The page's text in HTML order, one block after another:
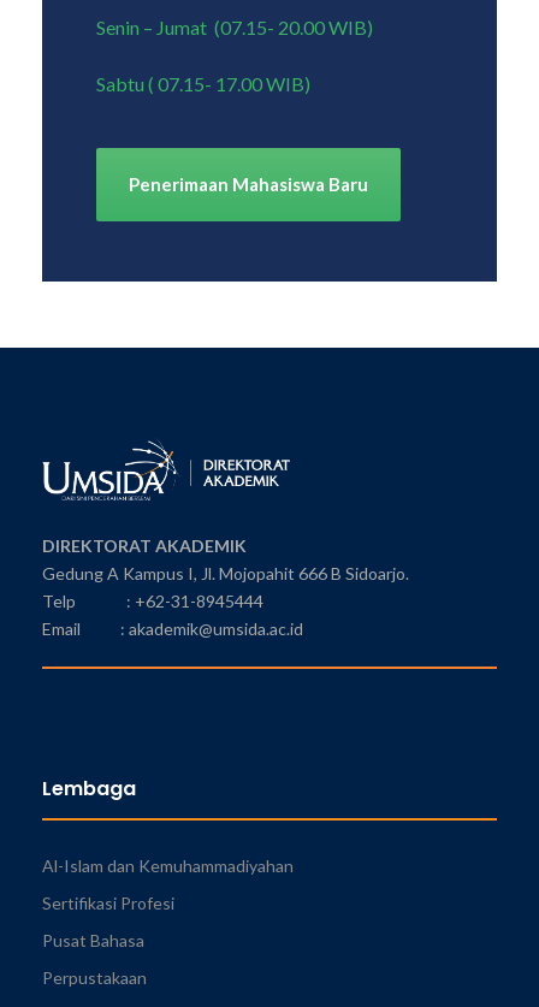
Senin – Jumat (07.15- 20.00 WIB)
Sabtu ( 07.15- 17.00 WIB)
Penerimaan Mahasiswa Baru
DIREKTORAT AKADEMIK
Gedung A Kampus I, Jl. Mojopahit 666 B Sidoarjo.
Telp : +62-31-8945444
Email : akademik@umsida.ac.id
Lembaga
Al-Islam dan Kemuhammadiyahan
Sertifikasi Profesi
Pusat Bahasa
Perpustakaan